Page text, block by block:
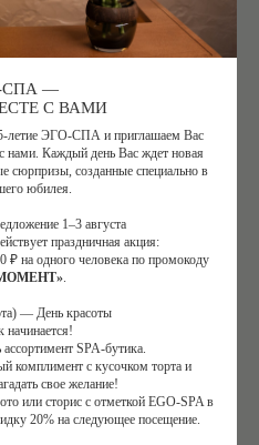
КАК
ВЛИЯЕТ НА
СПА-процедуры и
VS. ГОРМОНЫ
на эмоциональные
стрессе повышается
к усталости,
выработка
и эндорфинов, а
эстрогенов, влияющих на
самочувствие.
СПА —
С ВАМИ
летие ЭГО-СПА и приглашаем Вас
нами. Каждый день Вас ждет новая
сюрпризы, созданные специально в
юбилея.
1–3 августа
праздничная акция:
на одного человека по промокоду
.
— День красоты
начинается!
SPA-бутика.
комплимент с кусочком торта и
свое желание!
или сторис с отметкой EGO-SPA в
20% на следующее посещение.